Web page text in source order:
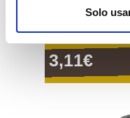
Solo
alambre
10 mts.
3,11€